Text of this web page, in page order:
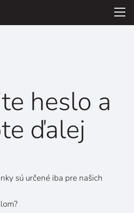
heslo a
ďalej
sú určené iba pre našich